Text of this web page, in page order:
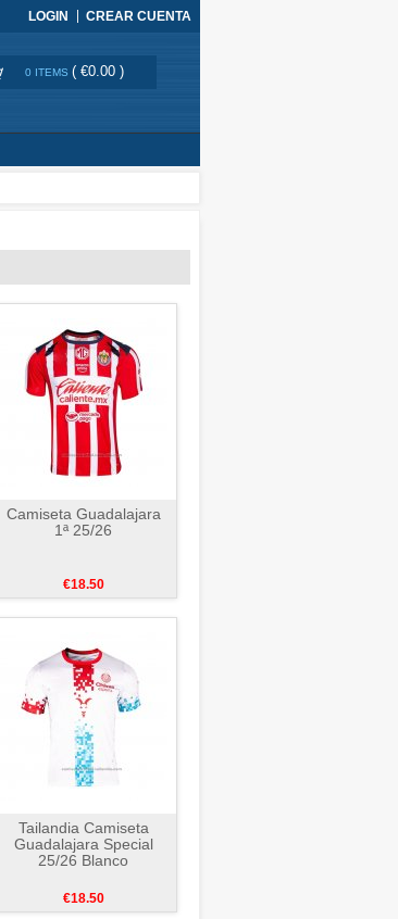
LOGIN CREAR CUENTA
0 ITEMS ( €0.00 )
Camiseta Guadalajara
1ª 25/26
€18.50
Tailandia Camiseta
Guadalajara Special
25/26 Blanco
€18.50